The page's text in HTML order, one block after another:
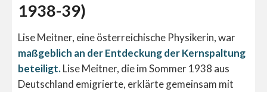
1938-39)
Lise Meitner, eine österreichische Physikerin, war
maßgeblich an der Entdeckung der Kernspaltung
beteiligt.Lise Meitner, die im Sommer 1938 aus
Deutschland emigrierte, erklärte gemeinsam mit